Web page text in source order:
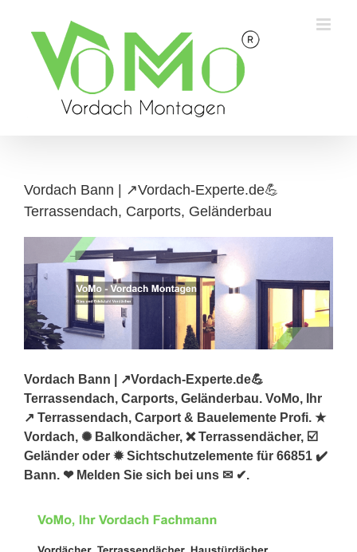
content
Vordach Bann | ↗️Vordach-Experte.de💪
Terrassendach, Carports, Geländerbau
Vordach Bann | ↗️Vordach-Experte.de💪
Terrassendach, Carports, Geländerbau. VoMo, Ihr
↗️ Terrassendach, Carport & Bauelemente Profi. ★
Vordach, ✺ Balkondächer, ❌ Terrassendächer, ☑️
Geländer oder ✹ Sichtschutzelemente für 66851 ✔️
Bann. ❤ Melden Sie sich bei uns ✉ ✔.